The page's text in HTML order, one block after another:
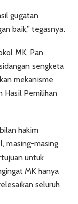
gugatan
baik,” tegasnya.
MK, Pan
sengketa
mekanisme
Hasil Pemilihan
hakim
masing-masing
untuk
MK hanya
seluruh